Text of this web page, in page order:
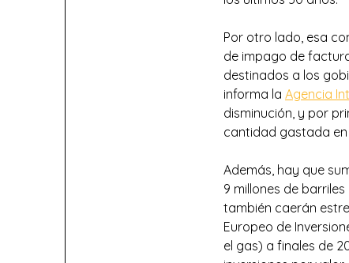
Por otro lado, esa
de impago de
destinados a los
informa la Agencia
disminución, y por
cantidad gastada
Además, hay que
9 millones de
también caerán
Europeo de
el gas) a finales de